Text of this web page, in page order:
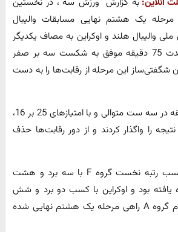
یک هشتم نهایی مسابقات والیبال
والیبال هلند و اوکراین به مصاف یکدیگر
رفتند که اوکراین در مدت 75 دقیقه موفق به شکست سه بر صفر
این مرحله از رقابت‌ها را به دست
هلندی‌ها در این مسابقه در سه ست متوالی و با امتیازهای 25 بر 16،
25 بر 19 و 25 بر 18 نتیجه را واگذار کردند و از دور رقابت‌ها حذف
ملی والیبال هلند با کسب رتبه نخست گروه F با سه برد و هشت
یافته بود و اوکراین با کسب دو برد و شش
امتیاز به عنوان تیم دوم گروه A راهی مرحله یک هشتم نهایی شده